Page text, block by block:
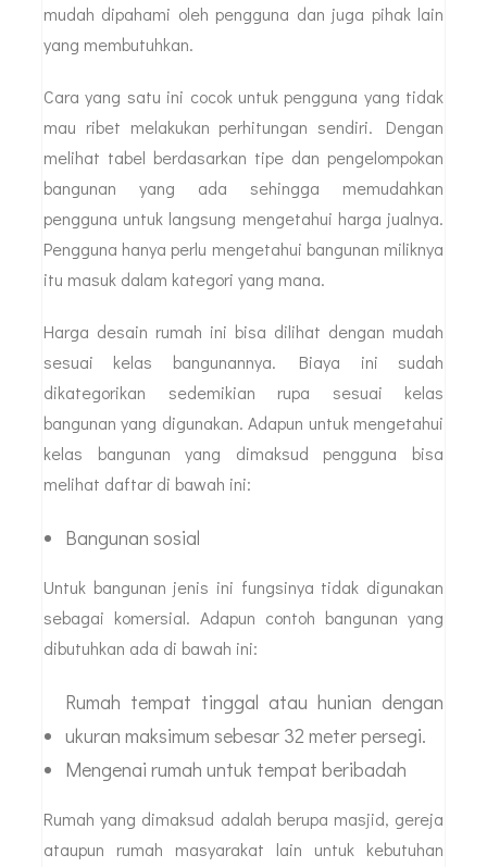
mudah dipahami oleh pengguna dan juga pihak lain
yang membutuhkan.
Cara yang satu ini cocok untuk pengguna yang tidak
mau ribet melakukan perhitungan sendiri. Dengan
melihat tabel berdasarkan tipe dan pengelompokan
bangunan yang ada sehingga memudahkan
pengguna untuk langsung mengetahui harga jualnya.
Pengguna hanya perlu mengetahui bangunan miliknya
itu masuk dalam kategori yang mana.
Harga desain rumah ini bisa dilihat dengan mudah
sesuai kelas bangunannya. Biaya ini sudah
dikategorikan sedemikian rupa sesuai kelas
bangunan yang digunakan. Adapun untuk mengetahui
kelas bangunan yang dimaksud pengguna bisa
melihat daftar di bawah ini:
Bangunan sosial
Untuk bangunan jenis ini fungsinya tidak digunakan
sebagai komersial. Adapun contoh bangunan yang
dibutuhkan ada di bawah ini:
Rumah tempat tinggal atau hunian dengan
ukuran maksimum sebesar 32 meter persegi.
Mengenai rumah untuk tempat beribadah
Rumah yang dimaksud adalah berupa masjid, gereja
ataupun rumah masyarakat lain untuk kebutuhan